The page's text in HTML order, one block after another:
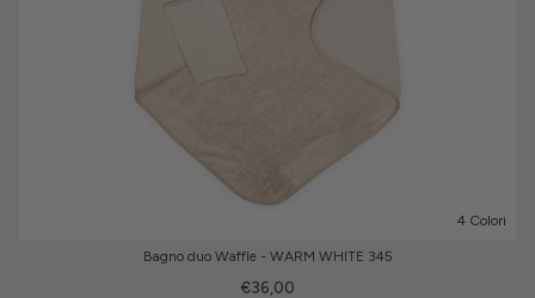
4 Colori
Bagno duo Waffle - WARM WHITE 345
€36,00